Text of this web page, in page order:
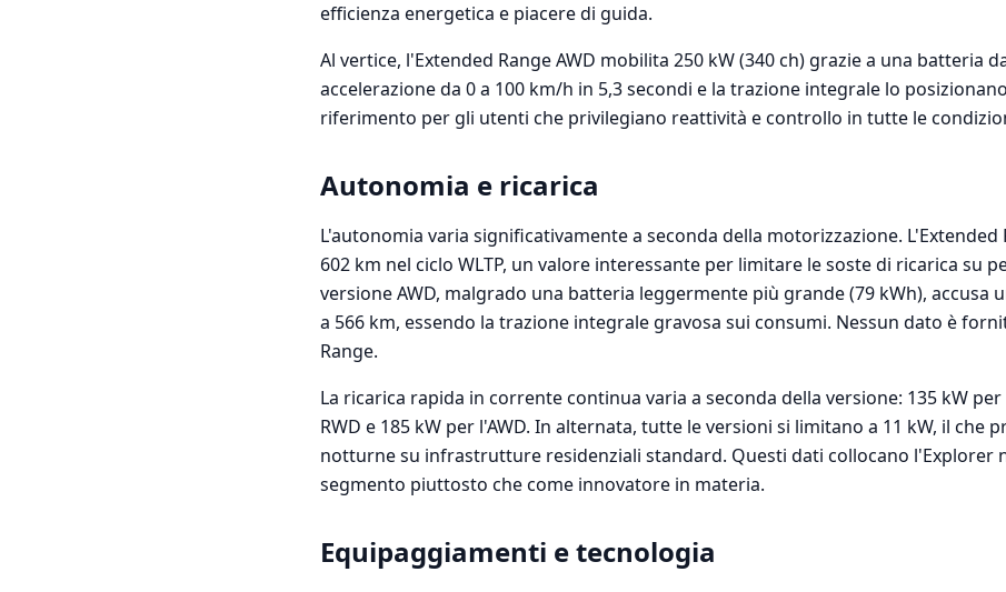
efficienza energetica e piacere di guida.
Al vertice, l'Extended Range AWD mobilita 250 kW (340 ch) grazie a una batteria
accelerazione da 0 a 100 km/h in 5,3 secondi e la trazione integrale lo
riferimento per gli utenti che privilegiano reattività e controllo in tutte le
Autonomia e ricarica
L'autonomia varia significativamente a seconda della motorizzazione. L'Extended
602 km nel ciclo WLTP, un valore interessante per limitare le soste di ricarica su
versione AWD, malgrado una batteria leggermente più grande (79 kWh), accusa
a 566 km, essendo la trazione integrale gravosa sui consumi. Nessun dato è
Range.
La ricarica rapida in corrente continua varia a seconda della versione: 135 kW
RWD e 185 kW per l'AWD. In alternata, tutte le versioni si limitano a 11 kW, il che
notturne su infrastrutture residenziali standard. Questi dati collocano l'Explorer
segmento piuttosto che come innovatore in materia.
Equipaggiamenti e tecnologia